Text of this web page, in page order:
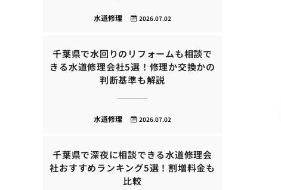
2026.07.02
水道修理
千葉県で水回りのリフォームも相談で
きる水道修理会社5選！修理か交換かの
判断基準も解説
2026.07.02
水道修理
千葉県で深夜に相談できる水道修理会
社おすすめランキング5選！割増料金も
比較